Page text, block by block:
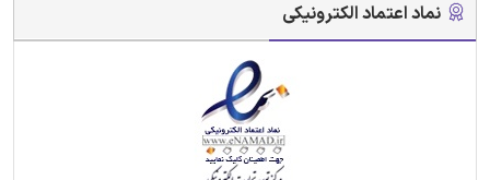
نماد اعتماد الکترونیکی